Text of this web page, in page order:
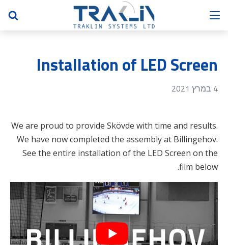
Installation of LED Screen
4 במרץ 2021
We are proud to provide Skövde with time and results.
We have now completed the assembly at Billingehov.
See the entire installation of the LED Screen on the
film below.